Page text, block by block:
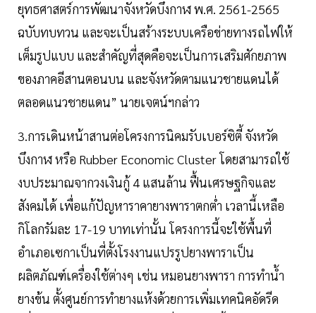
ยุทธศาสตร์การพัฒนาจังหวัดบึงกาฬ พ.ศ. 2561-2565
ฉบับทบทวน และจะเป็นสร้างระบบเครือข่ายทางรถไฟให้
เต็มรูปแบบ และสำคัญที่สุดคือจะเป็นการเสริมศักยภาพ
ของภาคอีสานตอนบน และจังหวัดตามแนวชายแดนได้
ตลอดแนวชายแดน” นายเจตน์ฯกล่าว
3.การเดินหน้าสานต่อโครงการนิคมรับเบอร์ซิตี้ จังหวัด
บึงกาฬ หรือ Rubber Economic Cluster โดยสามารถใช้
งบประมาณจากวงเงินกู้ 4 แสนล้าน ฟื้นเศรษฐกิจและ
สังคมได้ เพื่อแก้ปัญหาราคายางพาราตกต่ำ เวลานี้เหลือ
กิโลกรัมละ 17-19 บาทเท่านั้น โครงการนี้จะใช้พื้นที่
อำเภอเซกาเป็นที่ตั้งโรงงานแปรรูปยางพาราเป็น
ผลิตภัณฑ์เครื่องใช้ต่างๆ เช่น หมอนยางพารา การทำน้ำ
ยางข้น ตั้งศูนย์การทำยางแห้งด้วยการเพิ่มเทคนิคอัดรีด